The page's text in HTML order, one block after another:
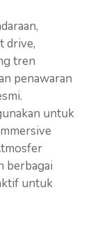
drive,
tren
penawaran
untuk
berbagai
untuk